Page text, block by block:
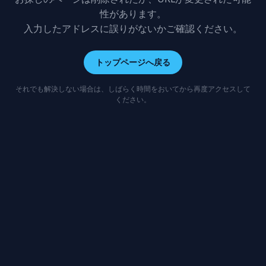
性があります。
入力したアドレスに誤りがないかご確認ください。
トップページへ戻る
それでも解決しない場合は、しばらく時間をおいてから再度アクセスして
ください。